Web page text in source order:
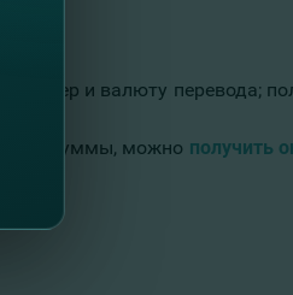
номер и валюту перевода;
суммы, можно получить